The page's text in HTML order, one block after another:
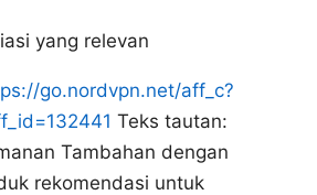
yang relevan
go.nordvpn.net/aff_c?
Teks tautan:
Tambahan dengan
rekomendasi untuk